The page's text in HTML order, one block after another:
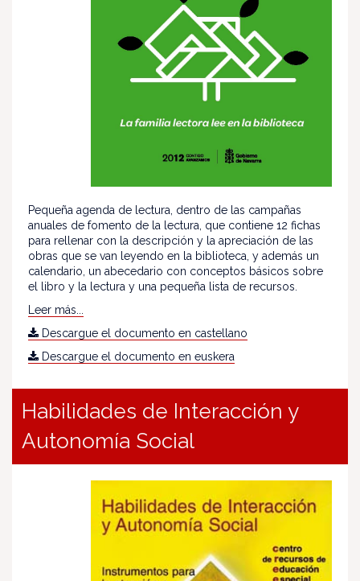
Pequeña agenda de lectura, dentro de las campañas
anuales de fomento de la lectura, que contiene 12 fichas
para rellenar con la descripción y la apreciación de las
obras que se van leyendo en la biblioteca, y además un
calendario, un abecedario con conceptos básicos sobre
el libro y la lectura y una pequeña lista de recursos.
Leer más...
Descargue el documento en castellano
Descargue el documento en euskera
Habilidades de Interacción y
Autonomía Social